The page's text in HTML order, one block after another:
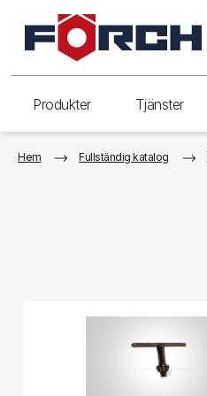
Produkter Tjänster
Hem Fullständig katalog